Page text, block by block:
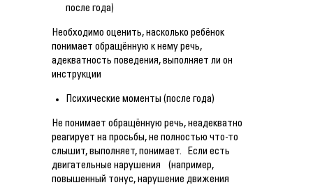
после года)
Необходимо оценить, насколько ребёнок
понимает обращённую к нему речь,
адекватность поведения, выполняет ли он
инструкции
Психические моменты (после года)
Не понимает обращённую речь, неадекватно
реагирует на просьбы, не полностью что-то
слышит, выполняет, понимает. Если есть
двигательные нарушения (например,
повышенный тонус, нарушение движения